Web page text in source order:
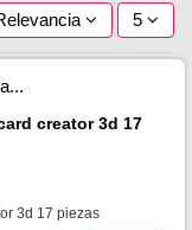
5
creator 3d 17
3d 17 piezas